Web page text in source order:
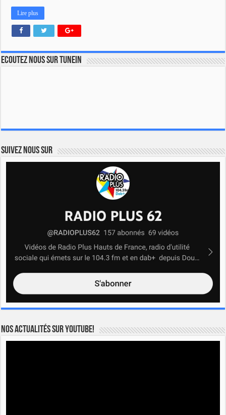
Lire plus
Ecoutez nous sur TuneIn
Suivez nous sur
Nos actualités sur YOUTUBE!